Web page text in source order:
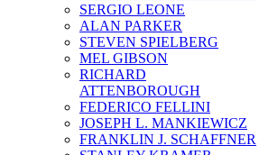
SERGIO LEONE
ALAN PARKER
STEVEN SPIELBERG
MEL GIBSON
RICHARD
ATTENBOROUGH
FEDERICO FELLINI
JOSEPH L. MANKIEWICZ
FRANKLIN J. SCHAFFNER